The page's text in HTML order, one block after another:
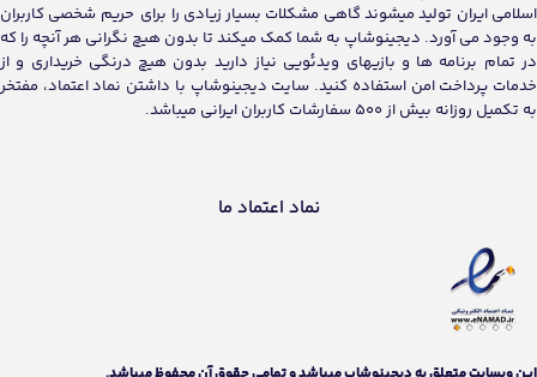
اسلامی ایران تولید میشوند گاهی مشکلات بسیار زیادی را برای حریم شخصی کاربران
به وجود می آورد. دیجینوشاپ به شما کمک میکند تا بدون هیچ نگرانی هر آنچه را که
در تمام برنامه ها و بازیهای ویدئویی نیاز دارید بدون هیچ درنگی خریداری و از
خدمات پرداخت امن استفاده کنید. سایت دیجینوشاپ با داشتن نماد اعتماد، مفتخر
به تکمیل روزانه بیش از 500 سفارشات کاربران ایرانی میباشد.
نماد اعتماد ما